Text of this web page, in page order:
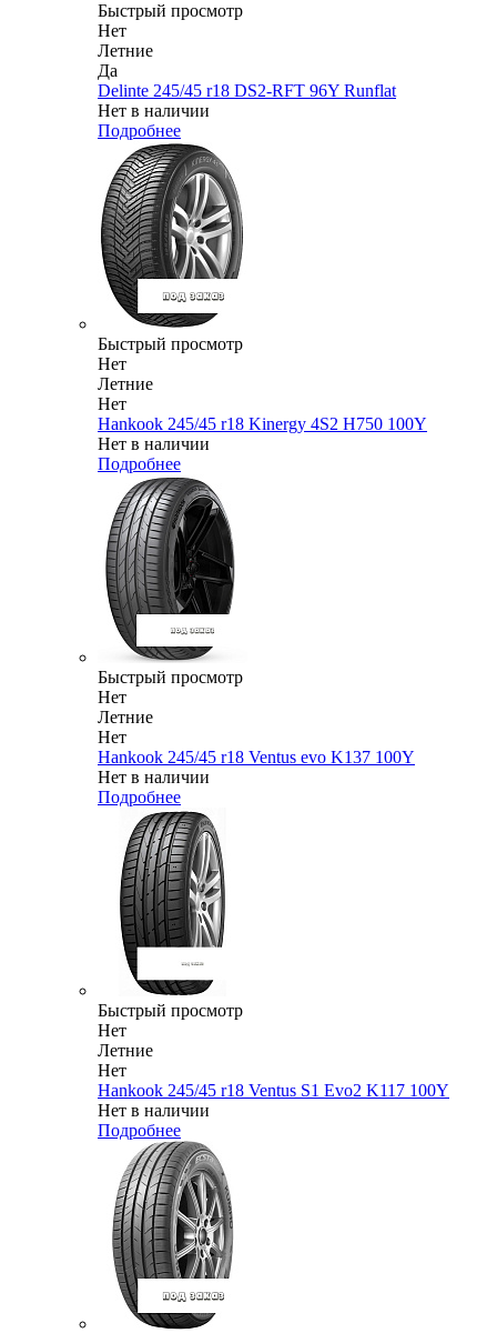
Быстрый просмотр
Нет
Летние
Да
Delinte 245/45 r18 DS2-RFT 96Y Runflat
Нет в наличии
Подробнее
Быстрый просмотр
Нет
Летние
Нет
Hankook 245/45 r18 Kinergy 4S2 H750 100Y
Нет в наличии
Подробнее
Быстрый просмотр
Нет
Летние
Нет
Hankook 245/45 r18 Ventus evo K137 100Y
Нет в наличии
Подробнее
Быстрый просмотр
Нет
Летние
Нет
Hankook 245/45 r18 Ventus S1 Evo2 K117 100Y
Нет в наличии
Подробнее